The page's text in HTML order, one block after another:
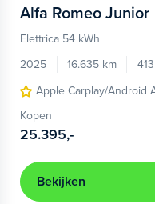
Alfa Romeo Junior
Elettrica 54 kWh
2025
16.635 km
Apple Carplay/Android
Kopen
25.395,-
Bekijken